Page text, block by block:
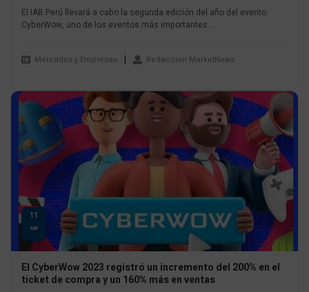
El IAB Perú llevará a cabo la segunda edición del año del evento
CyberWow, uno de los eventos más importantes...
Mercados y Empresas Redaccion MarketNews
11
MAY
El CyberWow 2023 registró un incremento del 200% en el
ticket de compra y un 160% más en ventas